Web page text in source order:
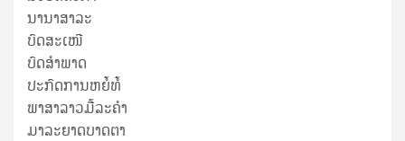
ນານາສາລະ
ບົດສະເໜີ
ບົດສໍາພາດ
ປະກົດການຫຍໍ້ທໍ້
ພາສາລາວມື້ລະຄຳ
ມາລະຍາດບາດຕາ